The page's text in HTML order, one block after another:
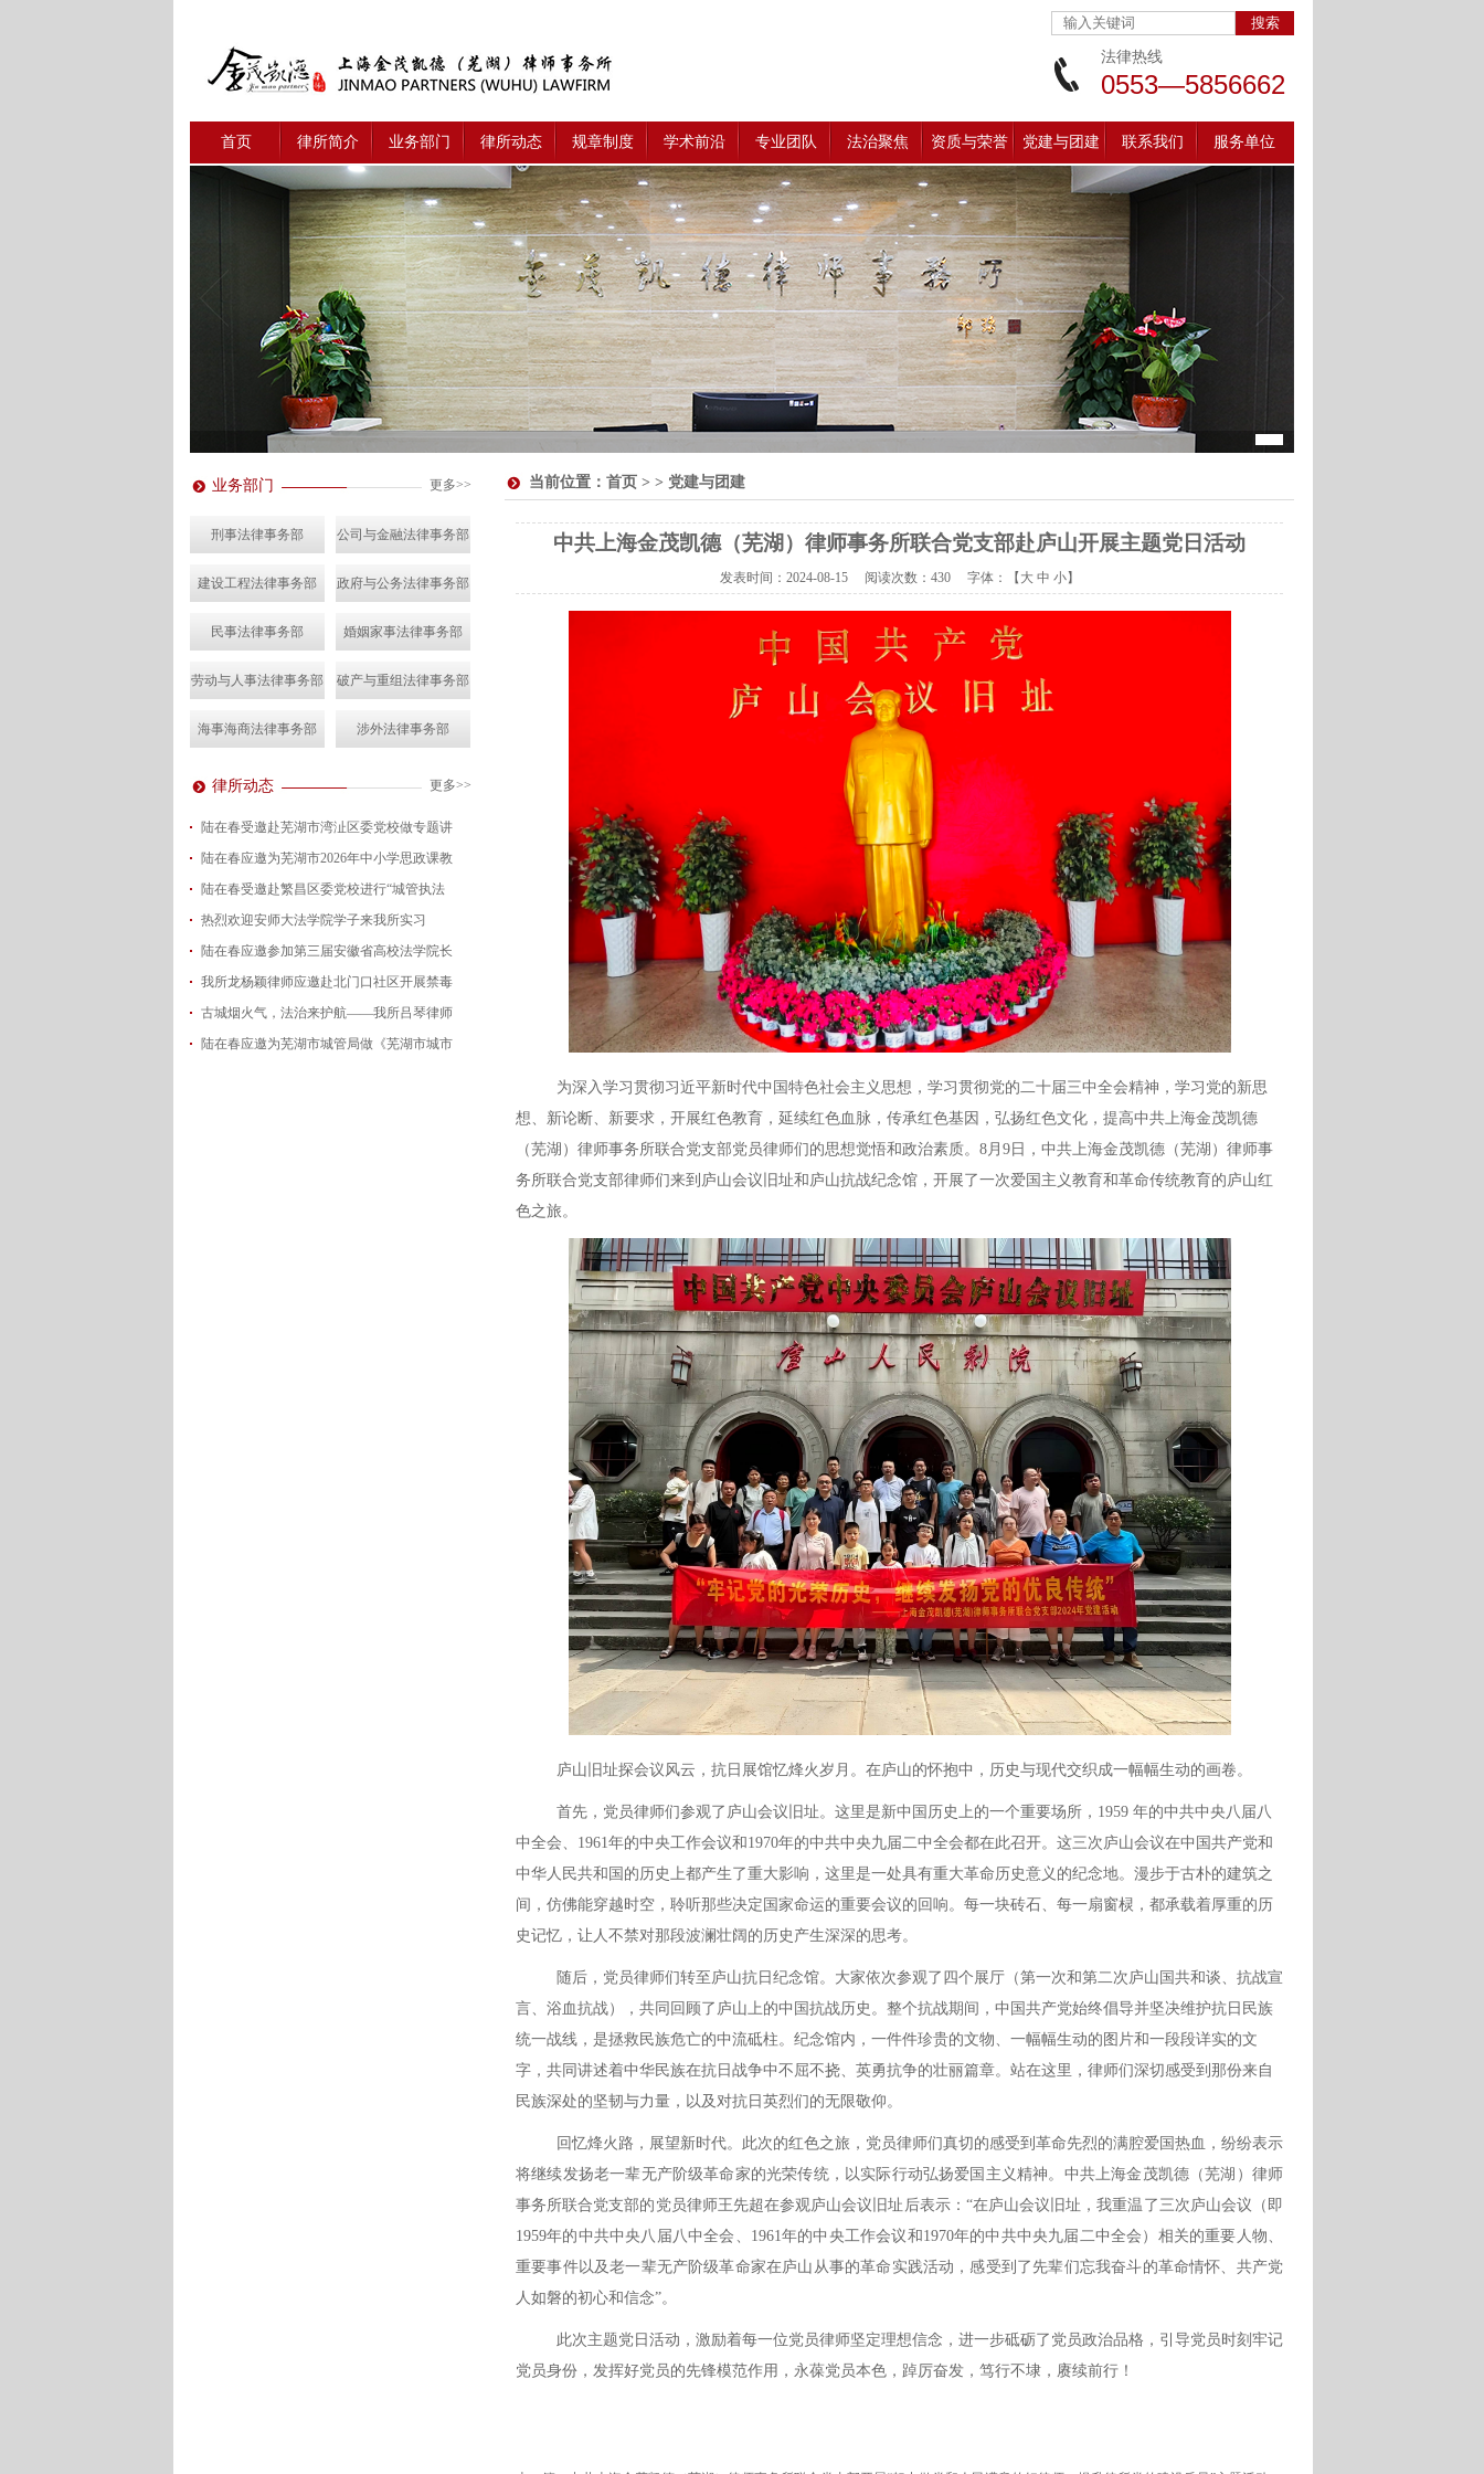
法律热线
0553—5856662
首页 律所简介 业务部门 律所动态 规章制度 学术前沿 专业团队 法治聚焦 资质与荣誉 党建与团建 联系我们 服务单位
业务部门 更多>>
刑事法律事务部 公司与金融法律事务部
建设工程法律事务部 政府与公务法律事务部
民事法律事务部 婚姻家事法律事务部
劳动与人事法律事务部 破产与重组法律事务部
海事海商法律事务部 涉外法律事务部
律所动态 更多>>
陆在春受邀赴芜湖市湾沚区委党校做专题讲
2026-08-04
陆在春应邀为芜湖市2026年中小学思政课教
2026-07-24
陆在春受邀赴繁昌区委党校进行“城管执法
2026-07-15
热烈欢迎安师大法学院学子来我所实习
2026-07-01
陆在春应邀参加第三届安徽省高校法学院长
2026-06-29
我所龙杨颖律师应邀赴北门口社区开展禁毒
2026-06-18
古城烟火气，法治来护航——我所吕琴律师
2026-05-21
陆在春应邀为芜湖市城管局做《芜湖市城市
当前位置： 首页 > > 党建与团建
中共上海金茂凯德（芜湖）律师事务所联合党支部赴庐山开展主题党日活动
发表时间： 2024-08-15阅读次数： 430 字体：【 大 中 小】
为深入学习贯彻习近平新时代中国特色社会主义思想，学习贯彻党的二十届三中全会精神，学习党的新思
想、新论断、新要求，开展红色教育，延续红色血脉，传承红色基因，弘扬红色文化，提高中共上海金茂凯德
（芜湖）律师事务所联合党支部党员律师们的思想觉悟和政治素质。8月9日，中共上海金茂凯德（芜湖）律师事
务所联合党支部律师们来到庐山会议旧址和庐山抗战纪念馆，开展了一次爱国主义教育和革命传统教育的庐山红
色之旅。
庐山旧址探会议风云，抗日展馆忆烽火岁月。在庐山的怀抱中，历史与现代交织成一幅幅生动的画卷。
首先，党员律师们参观了庐山会议旧址。这里是新中国历史上的一个重要场所，1959 年的中共中央八届八
中全会、1961年的中央工作会议和1970年的中共中央九届二中全会都在此召开。这三次庐山会议在中国共产党和
中华人民共和国的历史上都产生了重大影响，这里是一处具有重大革命历史意义的纪念地。漫步于古朴的建筑之
间，仿佛能穿越时空，聆听那些决定国家命运的重要会议的回响。每一块砖石、每一扇窗棂，都承载着厚重的历
史记忆，让人不禁对那段波澜壮阔的历史产生深深的思考。
随后，党员律师们转至庐山抗日纪念馆。大家依次参观了四个展厅（第一次和第二次庐山国共和谈、抗战宣
言、浴血抗战），共同回顾了庐山上的中国抗战历史。整个抗战期间，中国共产党始终倡导并坚决维护抗日民族
统一战线，是拯救民族危亡的中流砥柱。纪念馆内，一件件珍贵的文物、一幅幅生动的图片和一段段详实的文
字，共同讲述着中华民族在抗日战争中不屈不挠、英勇抗争的壮丽篇章。站在这里，律师们深切感受到那份来自
民族深处的坚韧与力量，以及对抗日英烈们的无限敬仰。
回忆烽火路，展望新时代。此次的红色之旅，党员律师们真切的感受到革命先烈的满腔爱国热血，纷纷表示
将继续发扬老一辈无产阶级革命家的光荣传统，以实际行动弘扬爱国主义精神。中共上海金茂凯德（芜湖）律师
事务所联合党支部的党员律师王先超在参观庐山会议旧址后表示：“在庐山会议旧址，我重温了三次庐山会议（即
1959年的中共中央八届八中全会、1961年的中央工作会议和1970年的中共中央九届二中全会）相关的重要人物、
重要事件以及老一辈无产阶级革命家在庐山从事的革命实践活动，感受到了先辈们忘我奋斗的革命情怀、共产党
人如磐的初心和信念”。
此次主题党日活动，激励着每一位党员律师坚定理想信念，进一步砥砺了党员政治品格，引导党员时刻牢记
党员身份，发挥好党员的先锋模范作用，永葆党员本色，踔厉奋发，笃行不埭，赓续前行！